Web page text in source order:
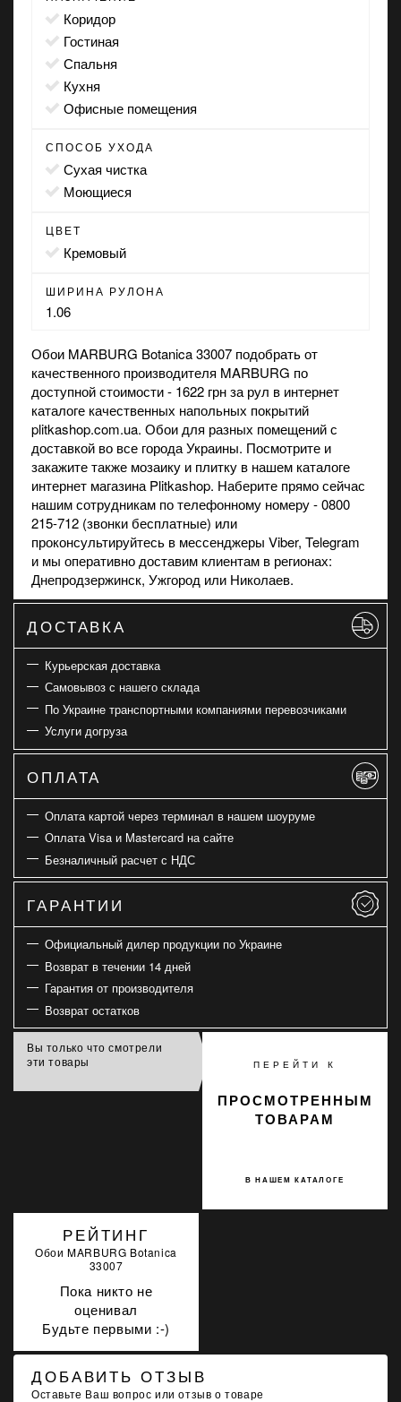
коридор
гостиная
спальня
кухня
офисные помещения
СПОСОБ УХОДА
сухая чистка
моющиеся
ЦВЕТ
кремовый
ШИРИНА РУЛОНА
1.06
Обои MARBURG Botanica 33007 подобрать от
качественного производителя MARBURG по
доступной стоимости - 1622 грн за рул в интернет
каталоге качественных напольных покрытий
plitkashop.com.ua. Обои для разных помещений с
доставкой во все города Украины. Посмотрите и
закажите также мозаику и плитку в нашем каталоге
интернет магазина Plitkashop. Наберите прямо сейчас
нашим сотрудникам по телефонному номеру - 0800
215-712 (звонки бесплатные) или
проконсультируйтесь в мессенджеры Viber, Telegram
и мы оперативно доставим клиентам в регионах:
Днепродзержинск, Ужгород или Николаев.
ДОСТАВКА
Курьерская доставка
Самовывоз с нашего склада
По Украине транспортными компаниями перевозчиками
Услуги догруза
ОПЛАТА
Оплата картой через терминал в нашем шоуруме
Оплата Visa и Mastercard на сайте
Безналичный расчет с НДС
ГАРАНТИИ
Официальный дилер продукции по Украине
Возврат в течении 14 дней
Гарантия от производителя
Возврат остатков
Вы только что смотрели
эти товары
ПЕРЕЙТИ К
В НАШЕМ КАТАЛОГЕ
ПРОСМОТРЕННЫМ
ТОВАРАМ
РЕЙТИНГ
Обои MARBURG Botanica
33007
Пока никто не
оценивал
Будьте первыми :-)
ДОБАВИТЬ ОТЗЫВ
Оставьте Ваш вопрос или отзыв о товаре